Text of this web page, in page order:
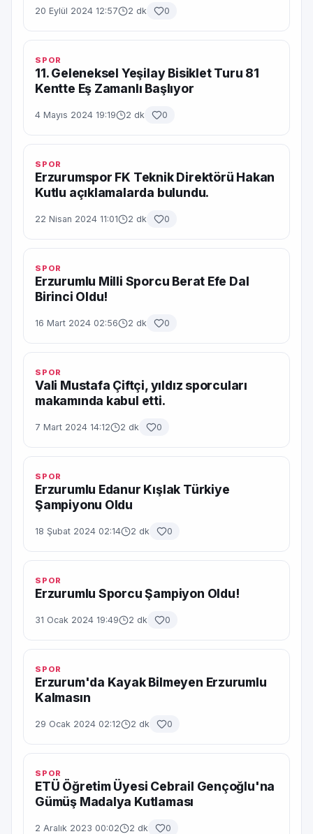
20 Eylül 2024 12:57 2 dk 0
SPOR
11. Geleneksel Yeşilay Bisiklet Turu 81
Kentte Eş Zamanlı Başlıyor
4 Mayıs 2024 19:19 2 dk 0
SPOR
Erzurumspor FK Teknik Direktörü Hakan
Kutlu açıklamalarda bulundu.
22 Nisan 2024 11:01 2 dk 0
SPOR
Erzurumlu Milli Sporcu Berat Efe Dal
Birinci Oldu!
16 Mart 2024 02:56 2 dk 0
SPOR
Vali Mustafa Çiftçi, yıldız sporcuları
makamında kabul etti.
7 Mart 2024 14:12 2 dk 0
SPOR
Erzurumlu Edanur Kışlak Türkiye
Şampiyonu Oldu
18 Şubat 2024 02:14 2 dk 0
SPOR
Erzurumlu Sporcu Şampiyon Oldu!
31 Ocak 2024 19:49 2 dk 0
SPOR
Erzurum'da Kayak Bilmeyen Erzurumlu
Kalmasın
29 Ocak 2024 02:12 2 dk 0
SPOR
ETÜ Öğretim Üyesi Cebrail Gençoğlu'na
Gümüş Madalya Kutlaması
2 Aralık 2023 00:02 2 dk 0